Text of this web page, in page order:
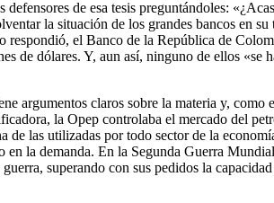
de esa tesis preguntándoles:
la situación de los grandes bancos en
el Banco de la República de
de dólares. Y, aun así, ninguno de ellos «se
argumentos claros sobre la materia y,
la Opep controlaba el mercado del
las utilizadas por todo sector de la
la demanda. En la Segunda Guerra
superando con sus pedidos la